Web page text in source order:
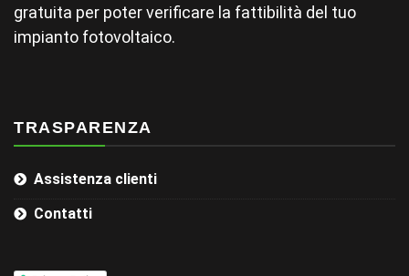
gratuita per poter verificare la fattibilità del tuo
impianto fotovoltaico.
TRASPARENZA
Assistenza clienti
Contatti